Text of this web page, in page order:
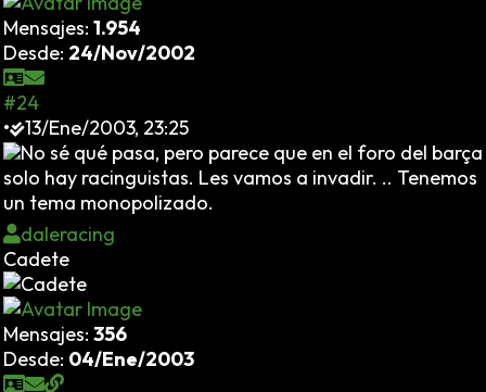
Mensajes: 1.954
Desde: 24/Nov/2002
#24
•
13/Ene/2003, 23:25
No sé qué pasa, pero parece que en el foro del barça
solo hay racinguistas. Les vamos a invadir. .. Tenemos
un tema monopolizado.
daleracing
Cadete
Mensajes: 356
Desde: 04/Ene/2003